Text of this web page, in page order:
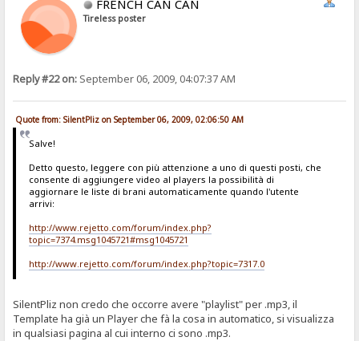
FRENCH CAN CAN
Tireless poster
Reply #22 on: September 06, 2009, 04:07:37 AM
Quote from: SilentPliz on September 06, 2009, 02:06:50 AM
Salve!
Detto questo, leggere con più attenzione a uno di questi posti, che
consente di aggiungere video al players la possibilità di
aggiornare le liste di brani automaticamente quando l'utente
arrivi:
http://www.rejetto.com/forum/index.php?
topic=7374.msg1045721#msg1045721
http://www.rejetto.com/forum/index.php?topic=7317.0
SilentPliz non credo che occorre avere "playlist" per .mp3, il
Template ha già un Player che fà la cosa in automatico, si visualizza
in qualsiasi pagina al cui interno ci sono .mp3.